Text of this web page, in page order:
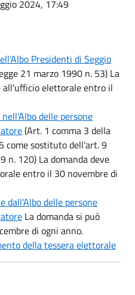
2024, 17:49
Presidenti di Seggio
21 marzo 1990 n. 53) La
all'ufficio elettorale entro il
delle persone
(Art. 1 comma 3 della
come sostituto dell'art. 9
n. 120) La domanda deve
entro il 30 novembre di
dall'Albo delle persone
La domanda si può
di ogni anno.
della tessera elettorale